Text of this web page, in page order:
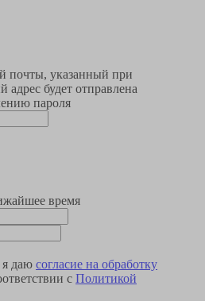
почты, указанный при
адрес будет отправлена
пароля
время
даю согласие на обработку
с Политикой